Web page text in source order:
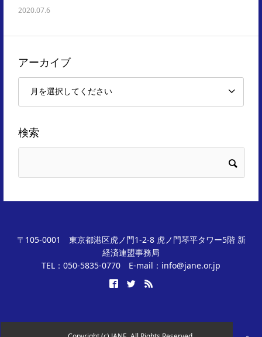
2020.07.6
アーカイブ
検索
〒105-0001 東京都港区虎ノ門1-2-8 虎ノ門琴平タワー5階 新
経済連盟事務局
TEL：050-5835-0770 E-mail：info@jane.or.jp